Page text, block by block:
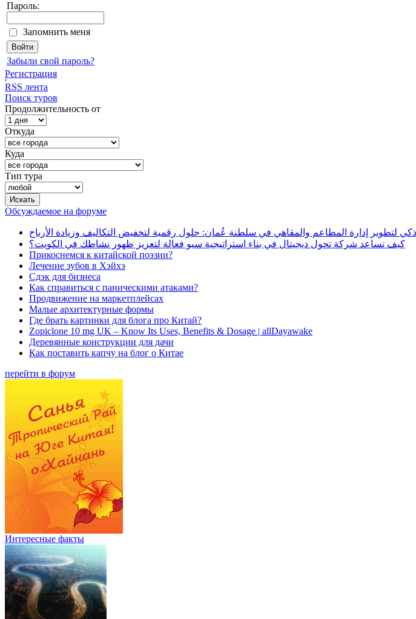
Пароль:
Запомнить меня
Забыли свой пароль?
Регистрация
RSS лента
Поиск туров
Продолжительность от
Откуда
Куда
Тип тура
Обсуждаемое на форуме
لتطوير إدارة المطاعم والمقاهي في سلطنة عُمان: حلول رقمية لتخفيض التكاليف وزيادة الأرباح
كيف تساعد شركة تحول ديجيتال في بناء استراتيجية سيو فعالة لتعزيز ظهور نشاطك في الكويت؟
Прикоснемся к китайской поэзии?
Лечение зубов в Хэйхэ
Сдэк для бизнеса
Как справиться с паническими атаками?
Продвижение на маркетплейсах
Малые архитектурные формы
Где брать картинки для блога про Китай?
Zopiclone 10 mg UK – Know Its Uses, Benefits & Dosage | allDayawake
Деревянные конструкции для дачи
Как поставить капчу на блог о Китае
перейти в форум
Интересные факты